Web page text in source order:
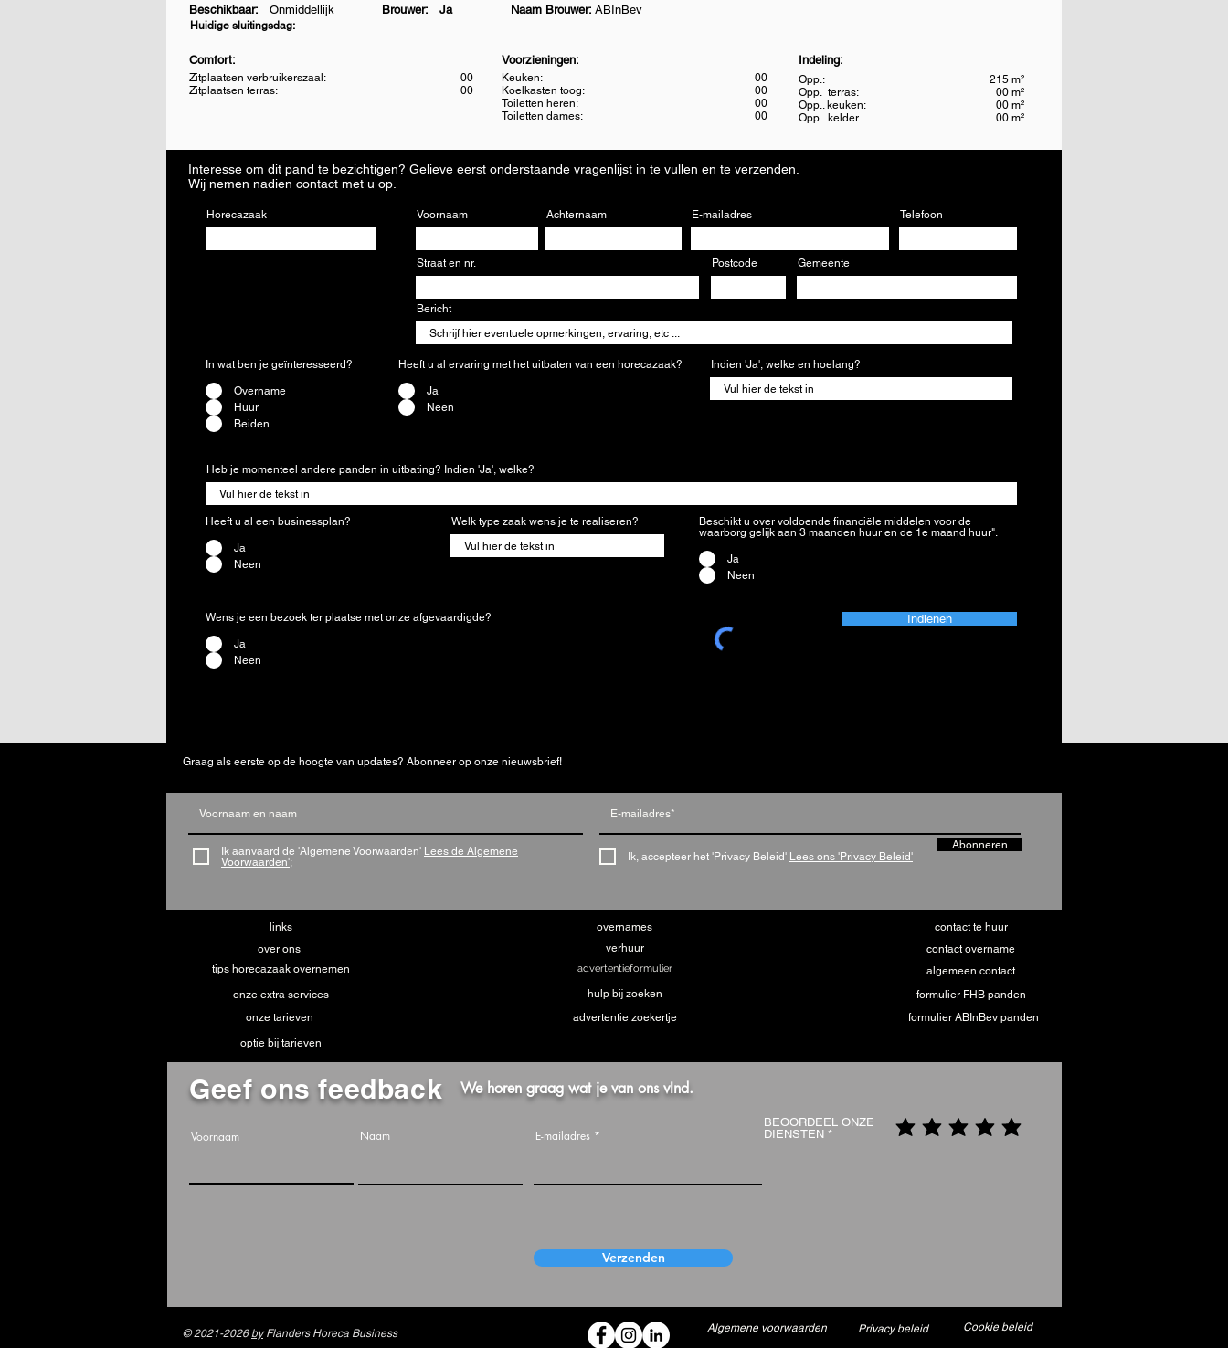
Beschikbaar: Onmiddellijk Brouwer: Ja Naam Brouwer: ABInBev
Huidige sluitingsdag:
Comfort:
Zitplaatsen verbruikerszaal:
Zitplaatsen terras:
00
00
Voorzieningen:
Keuken:
Koelkasten toog:
Toiletten heren:
Toiletten dames:
00
00
00
00
Indeling:
Opp.:
Opp. terras:
Opp.. keuken:
Opp. kelder
215 m²
00 m²
00 m²
00 m²
Interesse om dit pand te bezichtigen? Gelieve eerst onderstaande vragenlijst in te vullen en te verzenden.
Wij nemen nadien contact met u op.
Horecazaak Voornaam Achternaam E-mailadres Telefoon
Straat en nr. Postcode Gemeente
Bericht
In wat ben je geïnteresseerd?
Overname
Huur
Beiden
Heeft u al ervaring met het uitbaten van een horecazaak?
Ja
Neen
Indien 'Ja', welke en hoelang?
Heb je momenteel andere panden in uitbating? Indien 'Ja', welke?
Heeft u al een businessplan?
Ja
Neen
Welk type zaak wens je te realiseren?
Beschikt u over voldoende financiële middelen voor de
waarborg gelijk aan 3 maanden huur en de 1e maand huur".
Ja
Neen
Wens je een bezoek ter plaatse met onze afgevaardigde?
Ja
Neen
Indienen
Graag als eerste op de hoogte van updates? Abonneer op onze nieuwsbrief!
Ik aanvaard de 'Algemene Voorwaarden' Lees de Algemene
Voorwaarden';
Ik, accepteer het 'Privacy Beleid' Lees ons 'Privacy Beleid'
Abonneren
links
over ons
tips horecazaak overnemen
onze extra services
onze tarieven
optie bij tarieven
overnames
verhuur
advertentieformulier
hulp bij zoeken
advertentie zoekertje
contact te huur
contact overname
algemeen contact
formulier FHB panden
formulier ABInBev panden
Geef ons feedback We horen graag wat je van ons vInd.
Voornaam Naam E-mailadres
BEOORDEEL ONZE
DIENSTEN
Verzenden
© 2021-2026 byFlanders Horeca Business Algemene voorwaarden Privacy beleid Cookie beleid